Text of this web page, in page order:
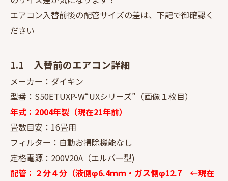
エアコン入替前後の配管サイズの差は、下記で御確認く
ださい
1.1 入替前のエアコン詳細
メーカー：ダイキン
型番：S50ETUXP-W“UXシリーズ”（画像１枚目）
年式：2004年製（現在21年前）
畳数目安：16畳用
フィルター：自動お掃除機能なし
定格電源：200V20A（エルバー型)
配管：２分４分（液側φ6.4ｍｍ・ガス側φ12.7 ←現在